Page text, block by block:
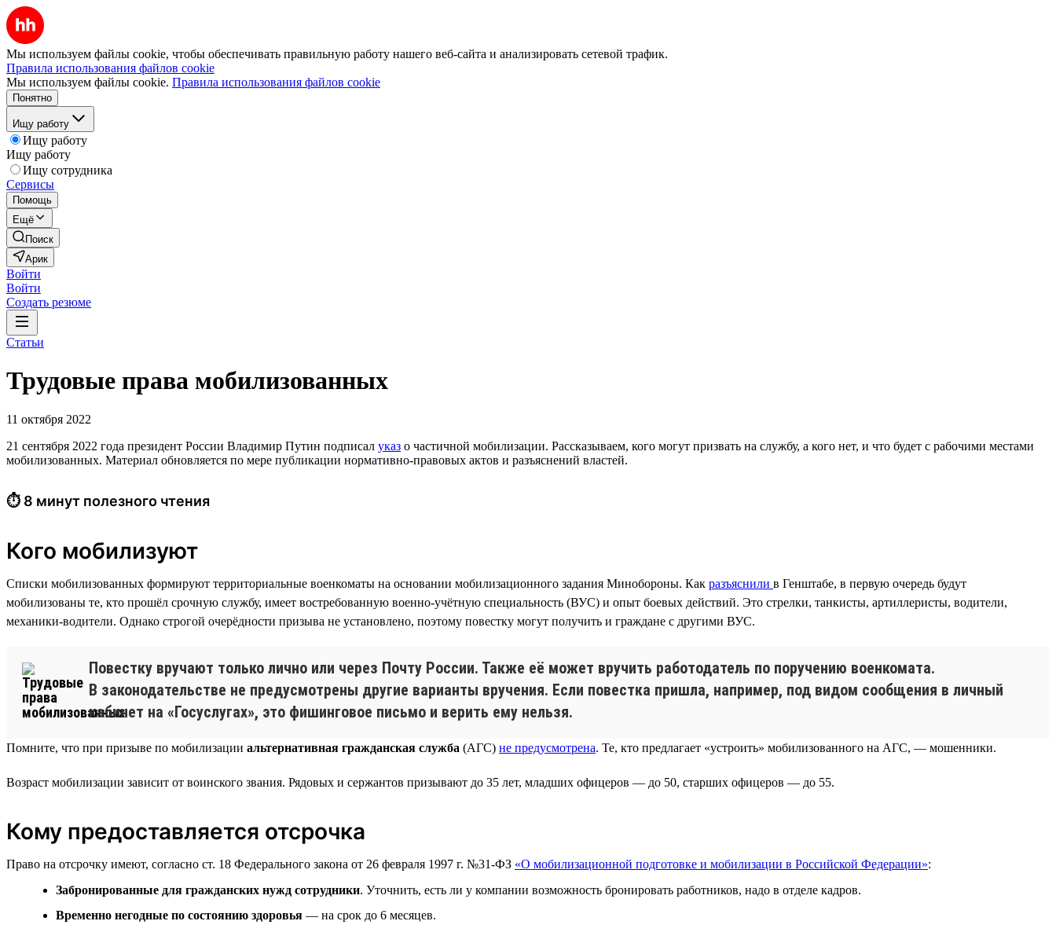
Мы используем файлы cookie, чтобы обеспечивать правильную работу нашего веб-сайта и анализировать сетевой трафик.
Правила использования файлов cookie
Мы используем файлы cookie. Правила использования файлов cookie
Понятно
Ищу работу
Ищу работу
Ищу работу
Ищу сотрудника
Сервисы
Помощь
Ещё
Поиск
Арик
Войти
Войти
Создать резюме
Статьи
Трудовые права мобилизованных
11 октября 2022
21 сентября 2022 года президент России Владимир Путин подписал указ о частичной мобилизации. Рассказываем, кого могут призвать на службу, а кого нет, и что будет с рабочими местами
мобилизованных. Материал обновляется по мере публикации нормативно-правовых актов и разъяснений властей.
⏱ 8 минут полезного чтения
Кого мобилизуют
Списки мобилизованных формируют территориальные военкоматы на основании мобилизационного задания Минобороны. Как разъяснили в Генштабе, в первую очередь будут
мобилизованы те, кто прошёл срочную службу, имеет востребованную военно-учётную специальность (ВУС) и опыт боевых действий. Это стрелки, танкисты, артиллеристы, водители,
механики-водители. Однако строгой очерёдности призыва не установлено, поэтому повестку могут получить и граждане с другими ВУС.
Повестку вручают только лично или через Почту России. Также её может вручить работодатель по поручению военкомата.
В законодательстве не предусмотрены другие варианты вручения. Если повестка пришла, например, под видом сообщения в личный
кабинет на «Госуслугах», это фишинговое письмо и верить ему нельзя.
Помните, что при призыве по мобилизации альтернативная гражданская служба (АГС) не предусмотрена. Те, кто предлагает «устроить» мобилизованного на АГС, — мошенники.
Возраст мобилизации зависит от воинского звания. Рядовых и сержантов призывают до 35 лет, младших офицеров — до 50, старших офицеров — до 55.
Кому предоставляется отсрочка
Право на отсрочку имеют, согласно ст. 18 Федерального закона от 26 февраля 1997 г. №31-ФЗ «О мобилизационной подготовке и мобилизации в Российской Федерации»:
Забронированные для гражданских нужд сотрудники. Уточнить, есть ли у компании возможность бронировать работников, надо в отделе кадров.
Временно негодные по состоянию здоровья — на срок до 6 месяцев.